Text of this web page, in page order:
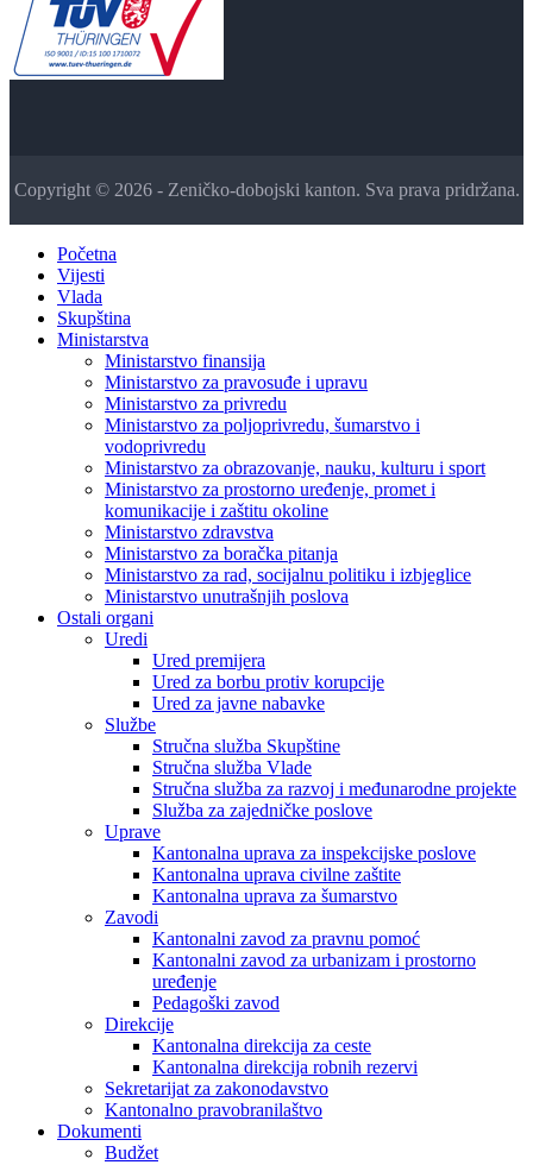
Copyright © 2026 - Zeničko-dobojski kanton. Sva prava pridržana.
Početna
Vijesti
Vlada
Skupština
Ministarstva
Ministarstvo finansija
Ministarstvo za pravosuđe i upravu
Ministarstvo za privredu
Ministarstvo za poljoprivredu, šumarstvo i
vodoprivredu
Ministarstvo za obrazovanje, nauku, kulturu i sport
Ministarstvo za prostorno uređenje, promet i
komunikacije i zaštitu okoline
Ministarstvo zdravstva
Ministarstvo za boračka pitanja
Ministarstvo za rad, socijalnu politiku i izbjeglice
Ministarstvo unutrašnjih poslova
Ostali organi
Uredi
Ured premijera
Ured za borbu protiv korupcije
Ured za javne nabavke
Službe
Stručna služba Skupštine
Stručna služba Vlade
Stručna služba za razvoj i međunarodne projekte
Služba za zajedničke poslove
Uprave
Kantonalna uprava za inspekcijske poslove
Kantonalna uprava civilne zaštite
Kantonalna uprava za šumarstvo
Zavodi
Kantonalni zavod za pravnu pomoć
Kantonalni zavod za urbanizam i prostorno
uređenje
Pedagoški zavod
Direkcije
Kantonalna direkcija za ceste
Kantonalna direkcija robnih rezervi
Sekretarijat za zakonodavstvo
Kantonalno pravobranilaštvo
Dokumenti
Budžet